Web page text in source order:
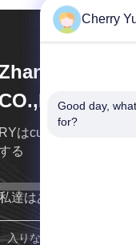
CO.,LTD
RYはcustomer-oriented
る
達はあなたにできる
Cherry
Good day,
for?